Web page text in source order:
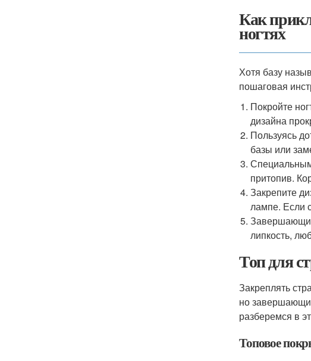
Как
ногтях
Хотя базу
пошаговая
Покройте
дизайна
Пользуясь
базы или
притопив.
Закрепите
лампе. Если
липкость,
Топ для
Закреплять
но
разберемся в
Топовое